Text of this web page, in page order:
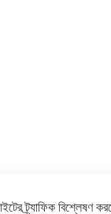
ট্র্যাফিক বিশ্লেষণ